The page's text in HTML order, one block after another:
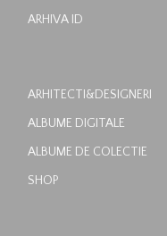
ARHIVA ID
ARHITECTI&DESIGNERI
ALBUME DIGITALE
ALBUME DE COLECTIE
SHOP